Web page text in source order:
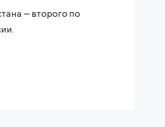
— второго по